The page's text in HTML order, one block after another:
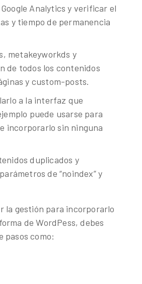
Analytics y verificar el
y tiempo de permanencia
metakeyworkds y
de todos los contenidos
y custom-posts.
a la interfaz que
puede usarse para
incorporarlo sin ninguna
duplicados y
de “noindex” y
la gestión para incorporarlo
de WordPess, debes
pasos como: